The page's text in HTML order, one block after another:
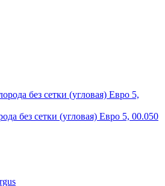
без сетки (угловая) Евро 5, 00.050